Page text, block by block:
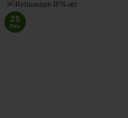
25
Dec